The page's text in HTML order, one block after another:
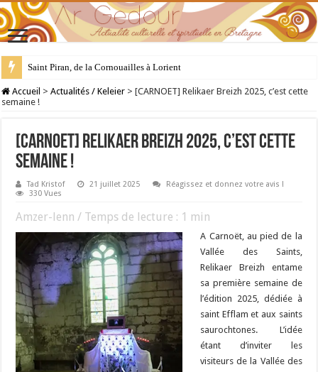
Saint Piran, de la Cornouailles à Lorient
28 juillet : Saint Samson de Dol, père de la Bretagne chrétienne
Accueil > Actualités / Keleier > [CARNOET] Relikaer Breizh 2025, c’est cette
semaine !
[CARNOET] Relikaer Breizh 2025, c’est cette
semaine !
Tad Kristof 21 juillet 2025
Réagissez et donnez votre avis !
330 Vues
Amzer-lenn / Temps de lecture : 1 min
A Carnoët, au pied de la
Vallée des Saints,
Relikaer Breizh entame
sa première semaine de
l’édition 2025, dédiée à
saint Efflam et aux saints
saurochtones. L’idée
étant d’inviter les
visiteurs de la Vallée des